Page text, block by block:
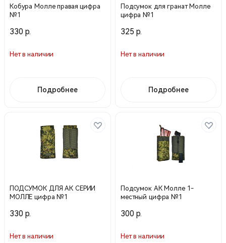
Кобура Молле правая цифра
№1
330 р.
Нет в наличии
Подробнее
Подсумок для гранат Молле
цифра №1
325 р.
Нет в наличии
Подробнее
ПОДСУМОК ДЛЯ АК СЕРИИ
МОЛЛЕ цифра №1
330 р.
Нет в наличии
Подсумок АК Молле 1-
местный цифра №1
300 р.
Нет в наличии